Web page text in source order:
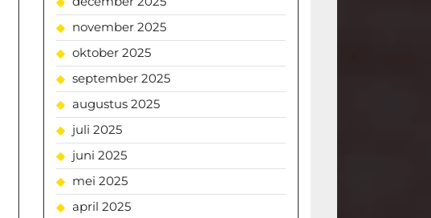
november 2025
oktober 2025
september 2025
augustus 2025
juli 2025
juni 2025
mei 2025
april 2025